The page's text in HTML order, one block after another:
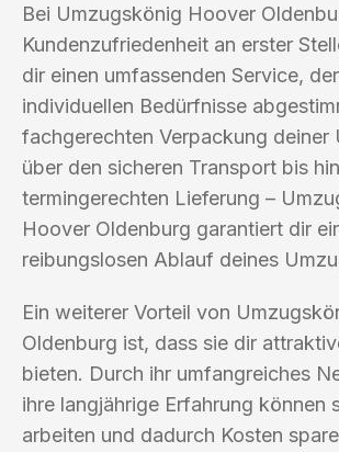
Bei Umzugskönig Hoover
Kundenzufriedenheit an erster
dir einen umfassenden Service,
individuellen Bedürfnisse
fachgerechten Verpackung deiner
über den sicheren Transport bis
termingerechten Lieferung –
Hoover Oldenburg garantiert dir
reibungslosen Ablauf deines
Ein weiterer Vorteil von
Oldenburg ist, dass sie dir
bieten. Durch ihr umfangreiches
ihre langjährige Erfahrung können
arbeiten und dadurch Kosten